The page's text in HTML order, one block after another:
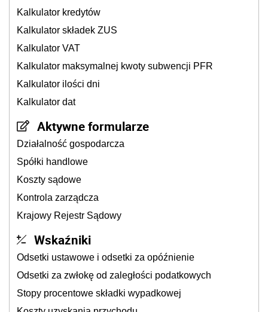
Kalkulator kredytów
Kalkulator składek ZUS
Kalkulator VAT
Kalkulator maksymalnej kwoty subwencji PFR
Kalkulator ilości dni
Kalkulator dat
Aktywne formularze
Działalność gospodarcza
Spółki handlowe
Koszty sądowe
Kontrola zarządcza
Krajowy Rejestr Sądowy
Wskaźniki
Odsetki ustawowe i odsetki za opóźnienie
Odsetki za zwłokę od zaległości podatkowych
Stopy procentowe składki wypadkowej